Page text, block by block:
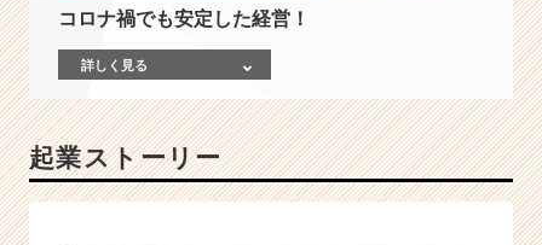
の
歴
史
を
つ
当
社
コロナ禍でも安定した経営！
詳しく見る
起業ストーリー